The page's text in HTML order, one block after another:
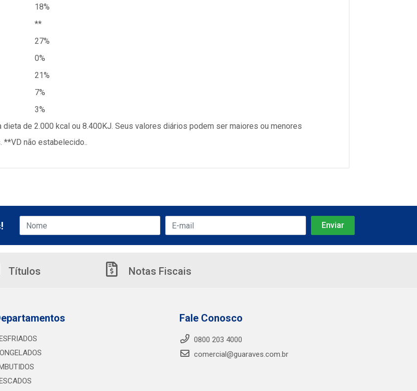
18%
**
27%
0%
21%
7%
3%
de 2.000 kcal ou 8.400KJ. Seus valores diários podem ser maiores ou menores
não estabelecido..
Títulos Notas Fiscais
Fale Conosco
0800 203 4000
comercial@guaraves.com.br